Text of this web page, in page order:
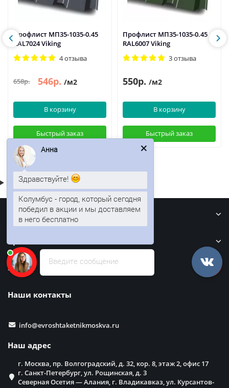
Профлист МП35-1035-0.45
RAL7024 Viking
4 отзыва
658р. 546р. /м2
В корзину
Быстрый заказ
Профлист МП35-1035-0.45
RAL6007 Viking
3 отзыва
550р. /м2
В корзину
Быстрый заказ
Информация
Забор
Наши контакты
info@evroshtaketnikmoskva.ru
Наш адрес
г. Москва, пр. Волгоградский, д. 32, кор. 8, этаж 2, офис 17
г. Санкт-Петербург, ул. Рощинская, д. 3
Северная Осетия — Алания, г. Владикавказ, ул. Курсантов-
Введите сообщение
Здравствуйте!
Колумбус - город, который сегодня
победил в акции и мы доставляем
в него бесплатно